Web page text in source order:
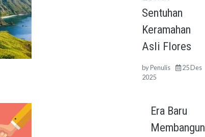
Sentuhan
Keramahan
Asli Flores
byPenulis
25 Des
2025
Era Baru
Membangun